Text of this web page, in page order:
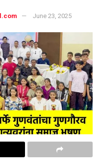
June 23, 2025